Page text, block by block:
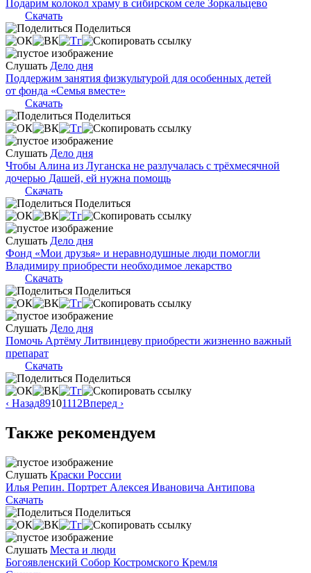
Подарим колокол храму в сибирском селе Зоркальцево
Скачать
Поделиться
Слушать Дело дня
Поддержим занятия физкультурой для особенных детей
от фонда «Семья вместе»
Скачать
Поделиться
Слушать Дело дня
Чтобы Алина из Луганска не разлучалась с трёхмесячной
дочерью Дашей, ей нужна помощь
Скачать
Поделиться
Слушать Дело дня
Фонд «Мои друзья» и неравнодушные люди помогли
Владимиру приобрести необходимое лекарство
Скачать
Поделиться
Слушать Дело дня
Помочь Артёму Литвинцеву приобрести жизненно важный
препарат
Скачать
Поделиться
‹ Назад89101112Вперед ›
Также рекомендуем
Слушать Краски России
Илья Репин. Портрет Алексея Ивановича Антипова
Скачать
Поделиться
Слушать Места и люди
Богоявленский Собор Костромского Кремля